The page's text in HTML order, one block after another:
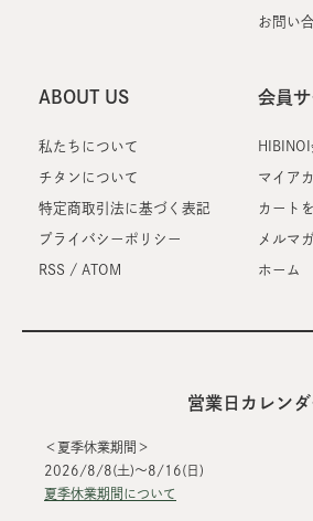
お問い
ABOUT US
私たちについて
チタンについて
特定商取引法に基づく表記
プライバシーポリシー
RSS / ATOM
会員
マイア
カート
メルマ
ホーム
営業日カレンダ
＜夏季休業期間＞
2026/8/8(土)～8/16(日)
夏季休業期間について